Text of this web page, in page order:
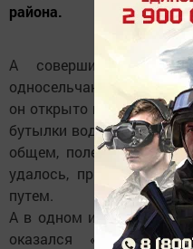
района.
А совершил его не
односельчанин
он открыто похитил у
бутылки водки
общем, полез с ножом!
удалось, пришлось
путем.
А в одном из крупных
оказался